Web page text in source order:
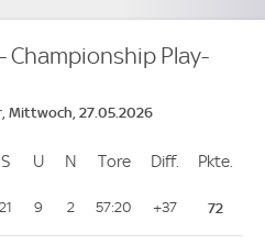
Championship Play-
Mittwoch, 27.05.2026
SSiege
U Unentschieden
N Niederlagen
ToreToreDiff. Differenz
Pkte.
21 9 2 57:20 +37 72